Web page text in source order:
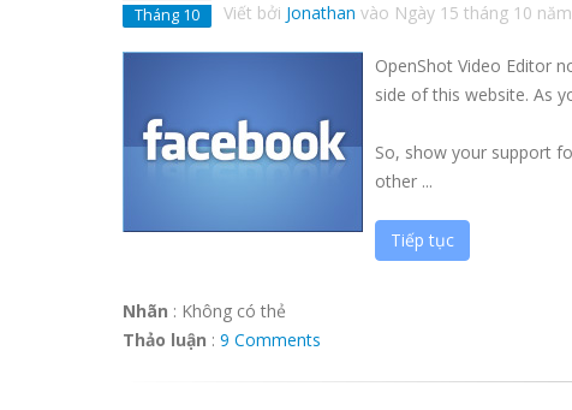
Tháng 10 Viết bởi Jonathan vào Ngày 15 tháng 10
OpenShot Video Editor
side of this website. As
So, show your support
other ...
Tiếp tục
Nhãn : Không có thẻ
Thảo luận : 9 Comments